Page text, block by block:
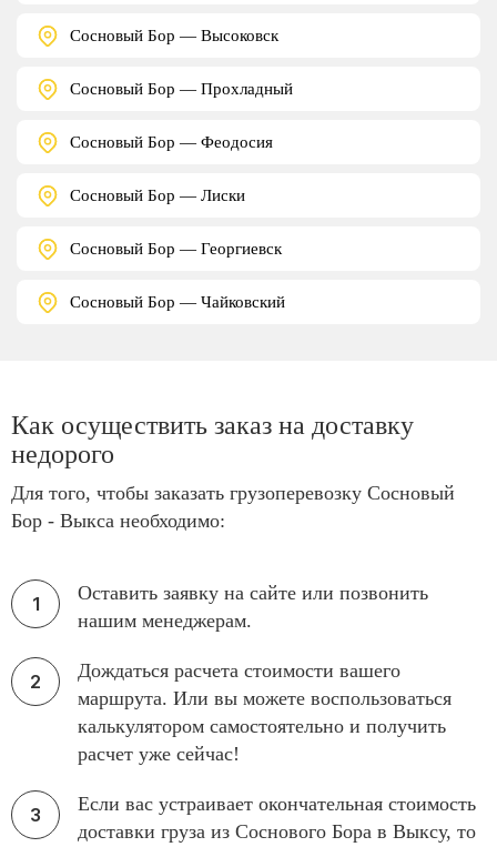
Сосновый Бор — Высоковск
Сосновый Бор — Прохладный
Сосновый Бор — Феодосия
Сосновый Бор — Лиски
Сосновый Бор — Георгиевск
Сосновый Бор — Чайковский
Как осуществить заказ на доставку
недорого
Для того, чтобы заказать грузоперевозку Сосновый
Бор - Выкса необходимо:
Оставить заявку на сайте или позвонить
нашим менеджерам.
Дождаться расчета стоимости вашего
маршрута. Или вы можете воспользоваться
калькулятором самостоятельно и получить
расчет уже сейчас!
Если вас устраивает окончательная стоимость
доставки груза из Соснового Бора в Выксу, то